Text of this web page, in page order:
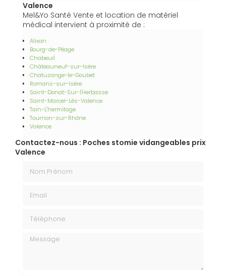
Valence
Mel&Yo Santé Vente et location de matériel
médical intervient à proximité de :
Alixan
Bourg-de-Péage
Chabeuil
Châteauneuf-sur-Isère
Chatuzange-le-Goubet
Romans-sur-Isère
Saint-Donat-Sur-l'Herbasse
Saint-Marcel-Lès-Valence
Tain-L'hermitage
Tournon-sur-Rhône
Valence
Contactez-nous : Poches stomie vidangeables prix
Valence
Message